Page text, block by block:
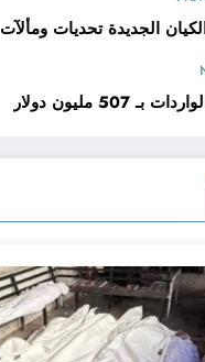
الجديدة تحديات ومألآت
507 مليون دولار